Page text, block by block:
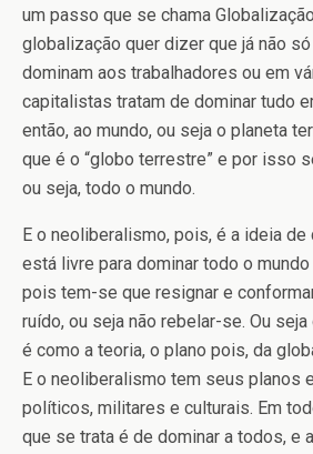
um passo que se chama
globalização quer dizer que já não
dominam aos trabalhadores ou em
capitalistas tratam de dominar tudo
então, ao mundo, ou seja o planeta
que é o “globo terrestre” e por isso
ou seja, todo o mundo.
E o neoliberalismo, pois, é a ideia
está livre para dominar todo o
pois tem-se que resignar e
ruído, ou seja não rebelar-se. Ou
é como a teoria, o plano pois, da
E o neoliberalismo tem seus planos
políticos, militares e culturais. Em
que se trata é de dominar a todos, e